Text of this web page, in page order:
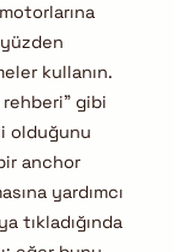
kullanın.
gibi
olduğunu
anchor
yardımcı
tıkladığında